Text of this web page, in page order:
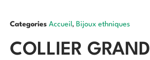
Categories Accueil, Bijoux ethniques
COLLIER GRAND